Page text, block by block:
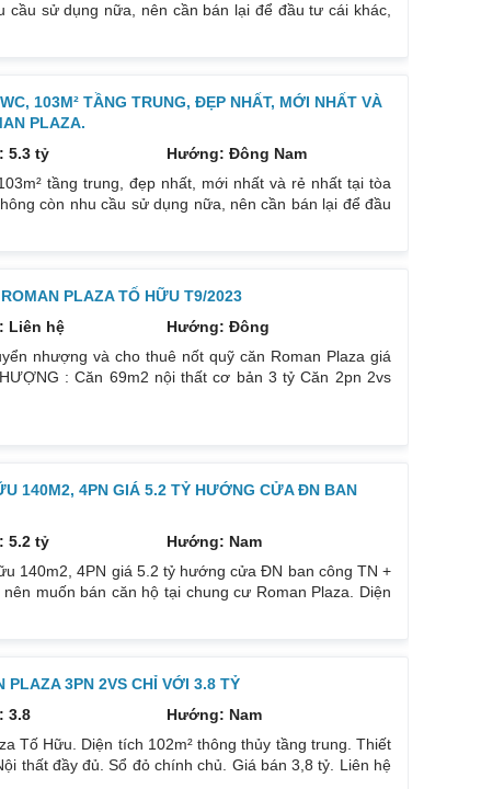
cầu sử dụng nữa, nên cần bán lại để đầu tư cái khác,
103M² TẦNG TRUNG, ĐẸP NHẤT, MỚI NHẤT VÀ
PLAZA.
5.3 tỷ
Hướng: Đông Nam
tầng trung, đẹp nhất, mới nhất và rẻ nhất tại tòa
còn nhu cầu sử dụng nữa, nên cần bán lại để đầu
PLAZA TỐ HỮU T9/2023
Liên hệ
Hướng: Đông
nhượng và cho thuê nốt quỹ căn Roman Plaza giá
: Căn 69m2 nội thất cơ bản 3 tỷ Căn 2pn 2vs
140M2, 4PN GIÁ 5.2 TỶ HƯỚNG CỬA ĐN BAN
5.2 tỷ
Hướng: Nam
140m2, 4PN giá 5.2 tỷ hướng cửa ĐN ban công TN +
muốn bán căn hộ tại chung cư Roman Plaza. Diện
PLAZA 3PN 2VS CHỈ VỚI 3.8 TỶ
3.8
Hướng: Nam
Tố Hữu. Diện tích 102m² thông thủy tầng trung. Thiết
thất đầy đủ. Sổ đỏ chính chủ. Giá bán 3,8 tỷ. Liên hệ